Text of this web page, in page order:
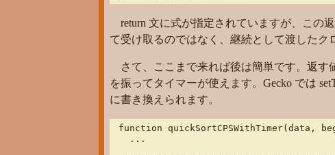
return 文に式が指定されていますが、この
て受け取るのではなく、継続として渡したク
さて、ここまで来れば後は簡単です。返
を振ってタイマーが使えます。Gecko では
に書き換えられます。
function
  ...